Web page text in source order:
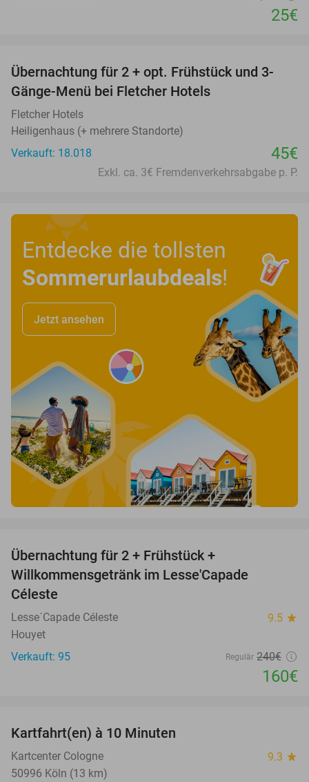
25€
Übernachtung für 2 + opt. Frühstück und 3-
Gänge-Menü bei Fletcher Hotels
Fletcher Hotels
Heiligenhaus (+ mehrere Standorte)
Verkauft: 18.018
45€
Exkl. ca. 3€ Fremdenverkehrsabgabe p. P.
Entdecke die tollsten
Sommerurlaubdeals!
Jetzt ansehen
Übernachtung für 2 + Frühstück +
Willkommensgetränk im Lesse'Capade
Céleste
Lesse´Capade Céleste 9.5 star
Houyet
Verkauft: 95
Regulär 240€
160€
Kartfahrt(en) à 10 Minuten
Kartcenter Cologne 9.3 star
50996 Köln (13 km)